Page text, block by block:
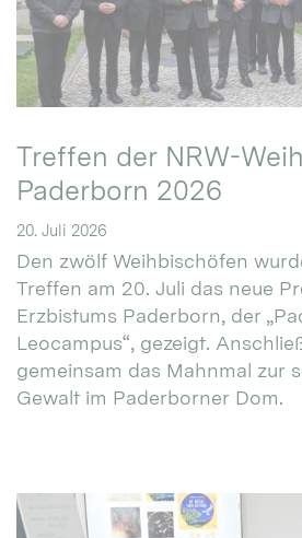
Treffen der NRW-
Paderborn 2026
20. Juli 2026
Den zwölf Weihbischöfen
Treffen am 20. Juli das neue
Erzbistums Paderborn, der
Leocampus“, gezeigt.
gemeinsam das Mahnmal zur
Gewalt im Paderborner Dom.